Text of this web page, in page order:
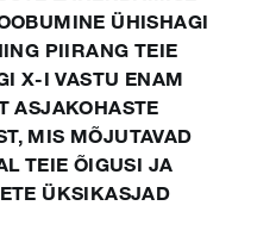
ÜHISHAGI
PIIRANG TEIE
X-I VASTU ENAM
ASJAKOHASTE
MIS MÕJUTAVAD
TEIE ÕIGUSI JA
ÜKSIKASJAD